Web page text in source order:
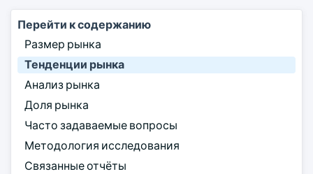
Перейти к содержанию
Размер рынка
Тенденции рынка
Анализ рынка
Доля рынка
Часто задаваемые вопросы
Методология исследования
Связанные отчёты